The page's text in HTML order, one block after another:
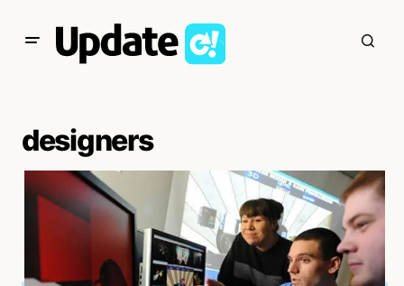
designers